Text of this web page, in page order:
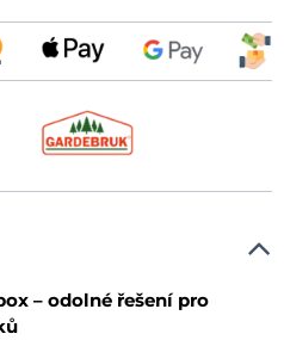
– odolné řešení pro